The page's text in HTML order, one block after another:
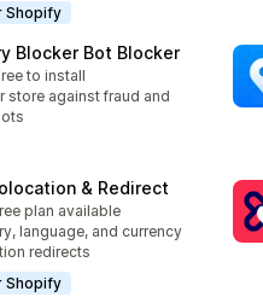
Shopify
Blocker Bot Blocker
to install
store against fraud and
& Redirect
plan available
language, and currency
redirects
Shopify